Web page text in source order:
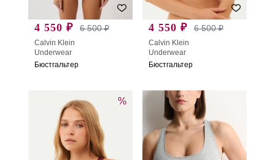
4 550 ₽ 6 500 ₽
Calvin Klein
Underwear
Бюстгальтер
4 550 ₽ 6 500 ₽
Calvin Klein
Underwear
Бюстгальтер
%